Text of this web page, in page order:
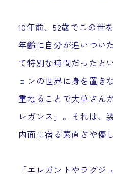
10年前、52歳でこの世
年齢に自分が追いつい
て特別な時間だったと
ョンの世界に身を置き
重ねることで大草さん
レガンス」。それは、
内面に宿る素直さや優
「エレガントやラグ